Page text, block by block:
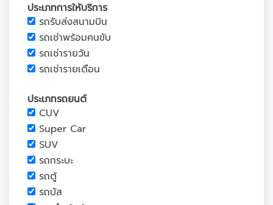
ประเภทการให้บริการ
รถรับส่งสนามบิน
รถเช่าพร้อมคนขับ
รถเช่ารายวัน
รถเช่ารายเดือน
ประเภทรถยนต์
CUV
Super Car
SUV
รถกระบะ
รถตู้
รถบัส